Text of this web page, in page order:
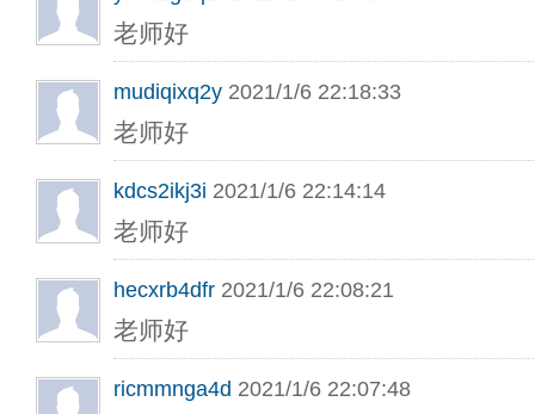
老师好
mudiqixq2y 2021/1/6 22:18:33
老师好
kdcs2ikj3i 2021/1/6 22:14:14
老师好
hecxrb4dfr 2021/1/6 22:08:21
老师好
ricmmnga4d 2021/1/6 22:07:48